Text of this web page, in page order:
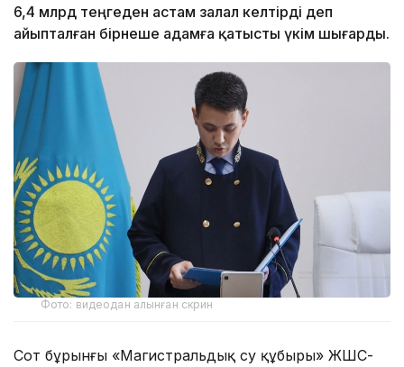
6,4 млрд теңгеден астам залал келтірді деп
айыпталған бірнеше адамға қатысты үкім шығарды.
Фото: видеодан алынған скрин
Сот бұрынғы «Магистральдық су құбыры» ЖШС-